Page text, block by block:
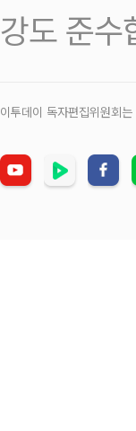
강도 준수
이투데이 독자편집위원회